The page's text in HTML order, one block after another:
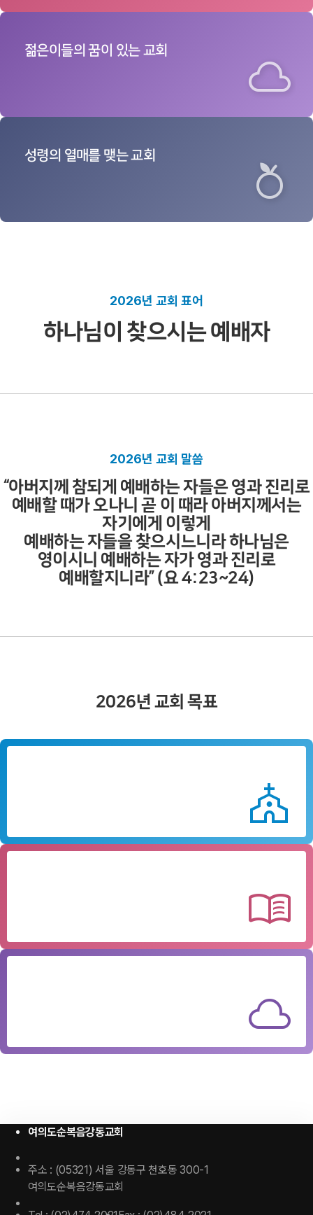
cloud
젊은이들의 꿈이 있는 교회
nutrition
성령의 열매를 맺는 교회
2026년 교회 표어
하나님이 찾으시는 예배자
2026년 교회 말씀
“아버지께 참되게 예배하는 자들은 영과 진리로
예배할 때가 오나니 곧 이 때라 아버지께서는
자기에게 이렇게
예배하는 자들을 찾으시느니라 하나님은
영이시니 예배하는 자가 영과 진리로
예배할지니라” (요 4:23~24)
2026년 교회 목표
church
menu_book
cloud
여의도순복음강동교회
주소 : (05321) 서울 강동구 천호동 300-1
여의도순복음강동교회